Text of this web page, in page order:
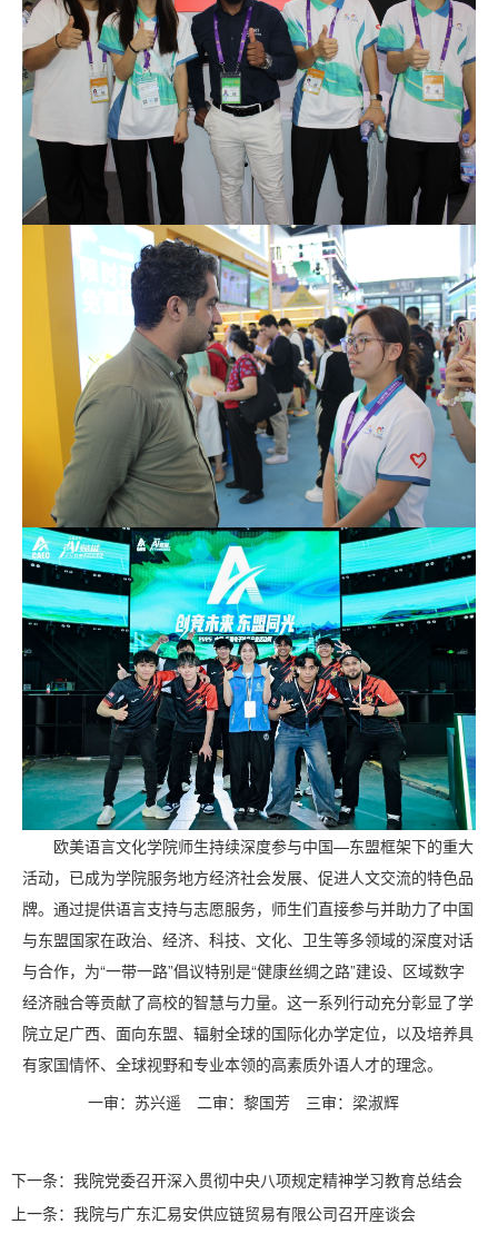
欧美语言文化学院师生持续深度参与中国—东盟框架下的重大
活动，已成为学院服务地方经济社会发展、促进人文交流的特色品
牌。通过提供语言支持与志愿服务，师生们直接参与并助力了中国
与东盟国家在政治、经济、科技、文化、卫生等多领域的深度对话
与合作，为“一带一路”倡议特别是“健康丝绸之路”建设、区域数字
经济融合等贡献了高校的智慧与力量。这一系列行动充分彰显了学
院立足广西、面向东盟、辐射全球的国际化办学定位，以及培养具
有家国情怀、全球视野和专业本领的高素质外语人才的理念。
一审：苏兴遥
二审：黎国芳 三审：梁淑辉
下一条： 我院党委召开深入贯彻中央八项规定精神学习教育总结会
上一条： 我院与广东汇易安供应链贸易有限公司召开座谈会